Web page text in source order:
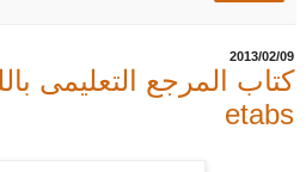
09‏/02‏/2013
كتاب المرجع التعليمى
etabs